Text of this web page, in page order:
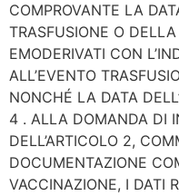
COMPROVANTE LA
TRASFUSIONE O
EMODERIVATI CON
ALL’EVENTO
NONCHÉ LA DATA
4 . ALLA DOMANDA DI
DELL’ARTICOLO 2,
DOCUMENTAZIONE
VACCINAZIONE, I DATI